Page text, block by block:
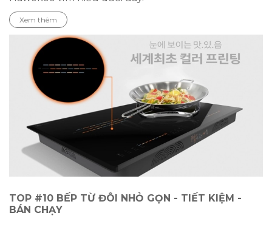
Xem thêm
TOP #10 BẾP TỪ ĐÔI NHỎ GỌN - TIẾT KIỆM -
BÁN CHẠY